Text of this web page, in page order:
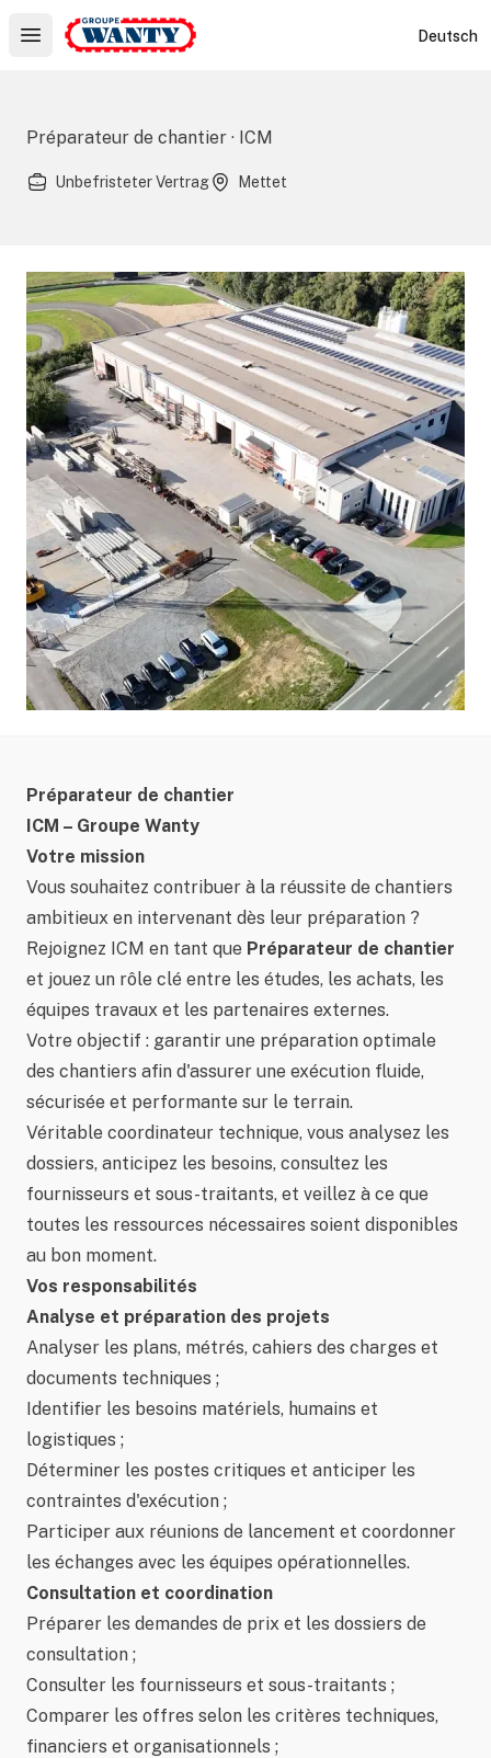
Open main menu
Le Groupe Wanty Deutsch
Préparateur de chantier · ICM
Unbefristeter Vertrag Mettet
Préparateur de chantier
ICM – Groupe Wanty
Votre mission
Vous souhaitez contribuer à la réussite de chantiers
ambitieux en intervenant dès leur préparation ?
Rejoignez ICM en tant que Préparateur de chantier
et jouez un rôle clé entre les études, les achats, les
équipes travaux et les partenaires externes.
Votre objectif : garantir une préparation optimale
des chantiers afin d'assurer une exécution fluide,
sécurisée et performante sur le terrain.
Véritable coordinateur technique, vous analysez les
dossiers, anticipez les besoins, consultez les
fournisseurs et sous-traitants, et veillez à ce que
toutes les ressources nécessaires soient disponibles
au bon moment.
Vos responsabilités
Analyse et préparation des projets
Analyser les plans, métrés, cahiers des charges et
documents techniques ;
Identifier les besoins matériels, humains et
logistiques ;
Déterminer les postes critiques et anticiper les
contraintes d'exécution ;
Participer aux réunions de lancement et coordonner
les échanges avec les équipes opérationnelles.
Consultation et coordination
Préparer les demandes de prix et les dossiers de
consultation ;
Consulter les fournisseurs et sous-traitants ;
Comparer les offres selon les critères techniques,
financiers et organisationnels ;